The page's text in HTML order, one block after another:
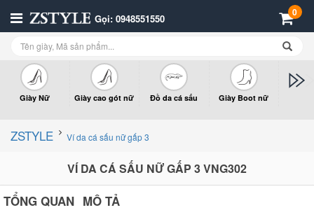
Gọi: 0948551550 0
Giày Nữ Giày cao gót nữ Đồ da cá sấu Giày Boot nữ
ZSTYLE Ví da cá sấu nữ gấp 3
VÍ DA CÁ SẤU NỮ GẤP 3 VNG302
TỔNG QUAN MÔ TẢ